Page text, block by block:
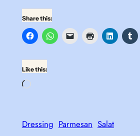
Share this:
Like this:
Loading…
Dressing Parmesan Salat